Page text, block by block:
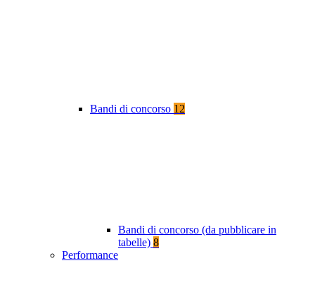
Bandi di concorso 12
Bandi di concorso (da pubblicare in
tabelle) 8
Performance